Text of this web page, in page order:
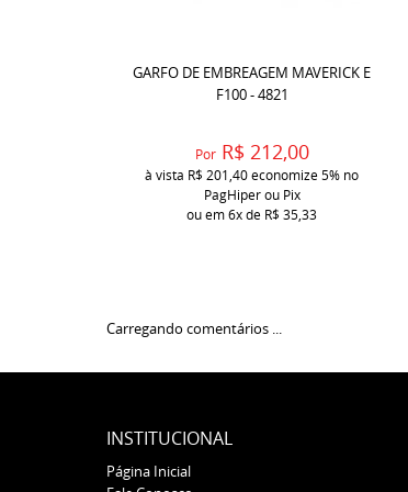
GARFO DE EMBREAGEM MAVERICK E
F100 - 4821
Por R$ 212,00
à vista R$ 201,40economize5% no
PagHiper ou Pix
ou em6xde R$ 35,33
Carregando comentários ...
INSTITUCIONAL
Página Inicial